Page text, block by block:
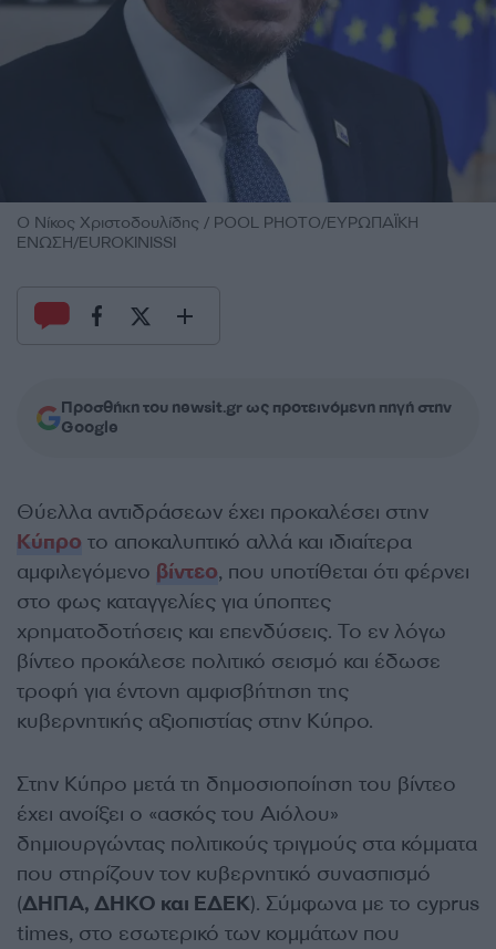
Ο Νίκος Χριστοδουλίδης / POOL PHOTO/ΕΥΡΩΠΑΪΚΗ
ΕΝΩΣΗ/EUROKINISSI
Προσθήκη του newsit.gr ως προτεινόμενη πηγή στην
Google
Θύελλα αντιδράσεων έχει προκαλέσει στην
Κύπρο το αποκαλυπτικό αλλά και ιδιαίτερα
αμφιλεγόμενο βίντεο, που υποτίθεται ότι φέρνει
στο φως καταγγελίες για ύποπτες
χρηματοδοτήσεις και επενδύσεις. Το εν λόγω
βίντεο προκάλεσε πολιτικό σεισμό και έδωσε
τροφή για έντονη αμφισβήτηση της
κυβερνητικής αξιοπιστίας στην Κύπρο.
Στην Κύπρο μετά τη δημοσιοποίηση του βίντεο
έχει ανοίξει ο «ασκός του Αιόλου»
δημιουργώντας πολιτικούς τριγμούς στα κόμματα
που στηρίζουν τον κυβερνητικό συνασπισμό
(ΔΗΠΑ, ΔΗΚΟ και ΕΔΕΚ). Σύμφωνα με το cyprus
times, στο εσωτερικό των κομμάτων που